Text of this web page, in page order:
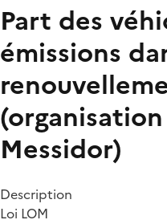
Part des
émissions
Messidor)
Description
Loi LOM